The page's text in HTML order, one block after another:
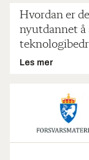
Hvordan er
nyutdannet å
Les mer